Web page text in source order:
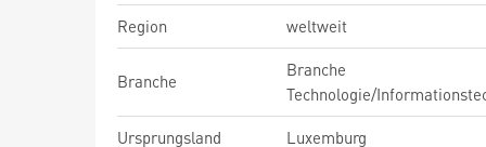
Region
weltweit
Branche
Branche
Technologie/
Ursprungsland
Luxemburg